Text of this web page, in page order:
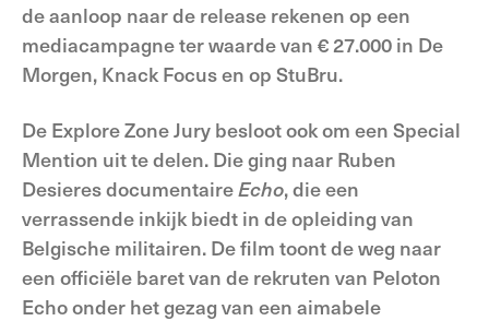
de aanloop naar de release rekenen op een
mediacampagne ter waarde van € 27.000 in De
Morgen, Knack Focus en op StuBru.
De Explore Zone Jury besloot ook om een Special
Mention uit te delen. Die ging naar Ruben
Desieres documentaireEcho, die een
verrassende inkijk biedt in de opleiding van
Belgische militairen. De film toont de weg naar
een officiële baret van de rekruten van Peloton
Echo onder het gezag van een aimabele